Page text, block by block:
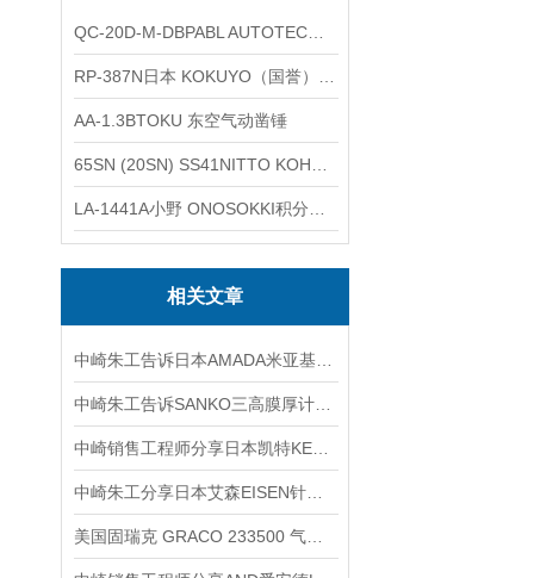
AA-1.3BTOKU 东空气动凿锤
相关文章